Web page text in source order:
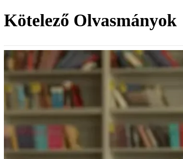
Kötelező Olvasmányok